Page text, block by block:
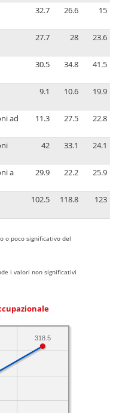
32.7 26.6 15
27.7 28 23.6
30.5 34.8 41.5
9.1 10.6 19.9
ad
11.3 27.5 22.8
42 33.1 24.1
a
29.9 22.2 25.9
102.5 118.8 123
o poco significativo del
i valori non significativi
318.5